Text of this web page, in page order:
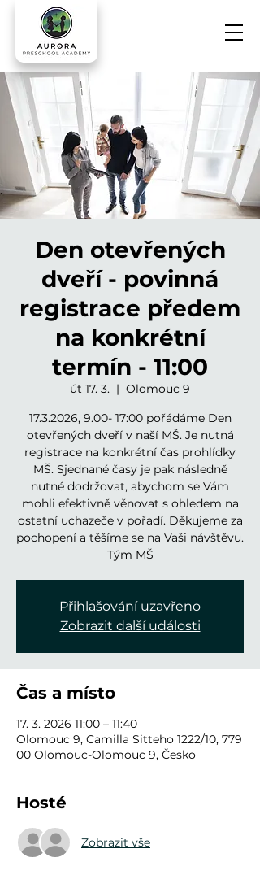
Den otevřených
dveří - povinná
registrace předem
na konkrétní
termín - 11:00
út 17. 3.
  |
Olomouc 9
17.3.2026, 9.00- 17:00 pořádáme Den
otevřených dveří v naší MŠ. Je nutná
registrace na konkrétní čas prohlídky
MŠ. Sjednané časy je pak následně
nutné dodržovat, abychom se Vám
mohli efektivně věnovat s ohledem na
ostatní uchazeče v pořadí. Děkujeme za
pochopení a těšíme se na Vaši návštěvu.
Tým MŠ
Přihlašování uzavřeno
Zobrazit další události
Čas a místo
17. 3. 2026 11:00 – 11:40
Olomouc 9, Camilla Sitteho 1222/10, 779
00 Olomouc-Olomouc 9, Česko
Hosté
Zobrazit vše